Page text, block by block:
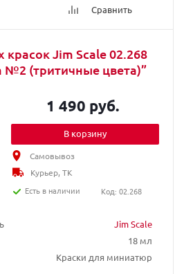
Сравнить
Jim Scale 02.268
№2 (тритичные цвета)”
Jim Scale
18 мл
Краски для миниатюр
1 490 руб.
В корзину
Самовывоз
Курьер, ТК
Есть в наличии
Код: 02.268